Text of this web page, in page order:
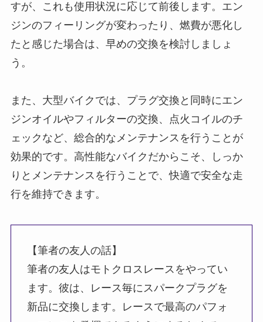
すが、これも使用状況に応じて前後します。エン
ジンのフィーリングが変わったり、燃費が悪化し
たと感じた場合は、早めの交換を検討しましょ
う。
また、大型バイクでは、プラグ交換と同時にエン
ジンオイルやフィルターの交換、点火コイルのチ
ェックなど、総合的なメンテナンスを行うことが
効果的です。高性能なバイクだからこそ、しっか
りとメンテナンスを行うことで、快適で安全な走
行を維持できます。
【筆者の友人の話】
筆者の友人はモトクロスレースをやってい
ます。彼は、レース毎にスパークプラグを
新品に交換します。レースで最高のパフォ